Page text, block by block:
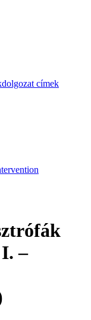
címek
–